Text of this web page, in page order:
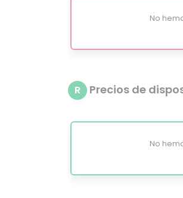
No
R Precios de
No